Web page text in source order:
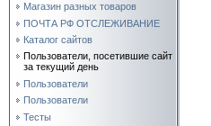
Магазин разных товаров
ПОЧТА РФ ОТСЛЕЖИВАНИЕ
Каталог сайтов
Пользователи, посетившие сайт
за текущий день
Пользователи
Пользователи
Тесты